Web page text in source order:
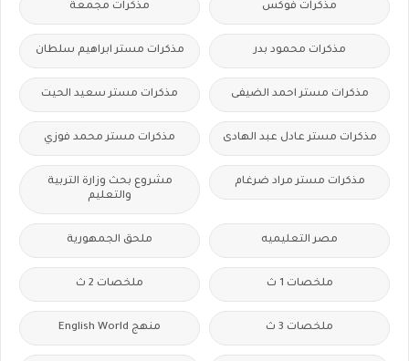
مذكرات فوكس مذكرات مجمعة
مذكرات محمود بدر مذكرات مستر ابراهيم سلطان
مذكرات مستر احمد الضيفى مذكرات مستر سعيد الحيت
مذكرات مستر عادل عبد الهادى مذكرات مستر محمد فوزي
مذكرات مستر مراد ضرغام
مشروع بحث وزارة التربية
والتعليم
مصر التعليميه ملحق الجمهورية
ملخصات 1 ث ملخصات 2 ث
ملخصات 3 ث منهج English World